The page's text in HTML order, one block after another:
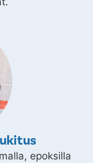
epoksilla